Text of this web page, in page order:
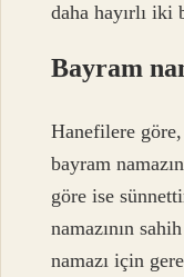
daha hayırlı iki
Bayram
Hanefilere göre,
bayram
göre ise
namazının
namazı için